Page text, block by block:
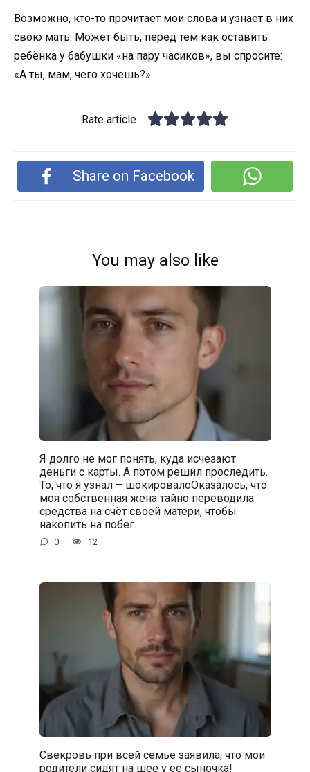
Возможно, кто-то прочитает мои слова и узнает в них
свою мать. Может быть, перед тем как оставить
ребёнка у бабушки «на пару часиков», вы спросите:
«А ты, мам, чего хочешь?»
Rate article
Share on Facebook
You may also like
Я долго не мог понять, куда исчезают
деньги с карты. А потом решил проследить.
То, что я узнал – шокировалоОказалось, что
моя собственная жена тайно переводила
средства на счёт своей матери, чтобы
накопить на побег.
0 12
Свекровь при всей семье заявила, что мои
родители сидят на шее у её сыночка!